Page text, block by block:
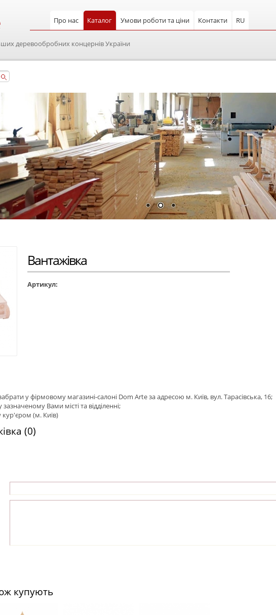
Про нас Каталог Умови роботи та ціни Контакти RU
деревообробних концернів України
Вантажівка
Артикул:
у фірмовому магазині-салоні Dom Arte за адресою м. Київ, вул. Тарасівська, 16;
Вами місті та відділенні;
кур'єром (м. Київ)
(0)
купують